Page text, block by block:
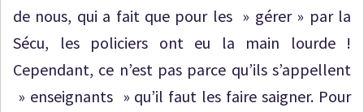
de nous, qui a fait que pour les » gérer » par la
Sécu, les policiers ont eu la main lourde !
Cependant, ce n’est pas parce qu’ils s’appellent
» enseignants » qu’il faut les faire saigner. Pour